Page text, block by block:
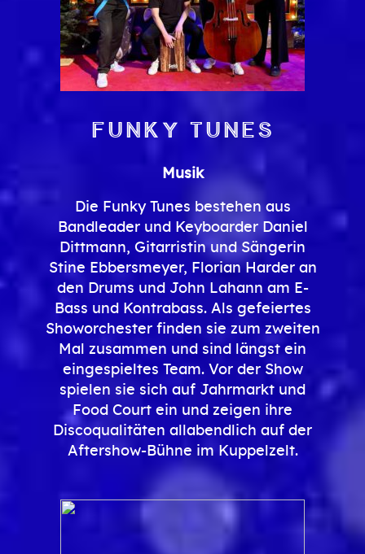
Funky Tunes
Musik
Die Funky Tunes bestehen aus
Bandleader und Keyboarder Daniel
Dittmann, Gitarristin und Sängerin
Stine Ebbersmeyer, Florian Harder an
den Drums und John Lahann am E-
Bass und Kontrabass. Als gefeiertes
Showorchester finden sie zum zweiten
Mal zusammen und sind längst ein
eingespieltes Team. Vor der Show
spielen sie sich auf Jahrmarkt und
Food Court ein und zeigen ihre
Discoqualitäten allabendlich auf der
Aftershow-Bühne im Kuppelzelt.